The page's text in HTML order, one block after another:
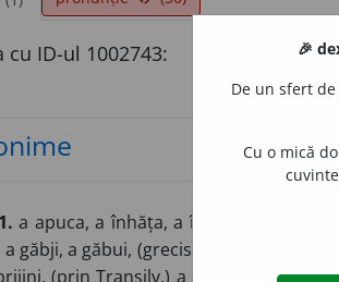
cu ID-ul 1002743:
1. a apuca, a înhăța, a înșfăca, a prinde, (
a găbji, a găbui, (grecism
(prinTransilv.) a agîmba. (~
🎉
De un sfert
Cu o mică